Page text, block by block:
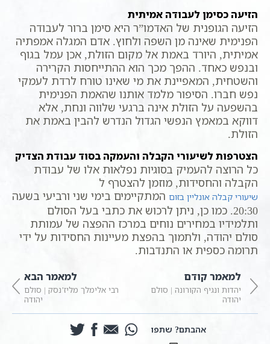
הזיעה כסימן לעבודה אמיתית
הזיעה הגופנית של האדמו”ר היא סימן ברור לעבודה
הפנימית שאינה מן השפה ולחוץ. אדם המגלה אמפתיה
אמיתית, היורד באמת אל מקום הזולת, אכן עמל בגוף
ובנפש כאחד. ההפך מכך הוא ההתייחסות הקרירה
והשטחית, המאפיינת את מי שאינו טורח לרדת לעמקי
נפש חברו. הסיפור מלמד אותנו שהאמת הפנימית
בהשפעה על הזולת אינה ברגעי שלווה ונחת, אלא
דווקא במאמץ הנפשי הגדול הנדרש להבין באמת את
הזולת.
הצטרפות לשיעורי הקבלה והעמקה בסוד עבודת הצדיק
כל הרוצה להעמיק בסוגיות נפלאות אלו של עבודת
הקבלה והחסידות, מוזמן להצטרף ל
שיעורי קבלה אונליין בזום המתקיימים בימי שני ורביעי בשעה
20:30. כמו כן, ניתן לרכוש את כתבי בעל הסולם
ותלמידיו במחירים נוחים במרכז ההפצה של עמותת
סולם יהודה, ולתמוך בהפצת מעיינות החסידות על ידי
תרומה כספית או התנדבות.
למאמר קודם
יהדות ונגיף הקורונה | סולם
יהודה
למאמר הבא
רבי אלימלך מליז’נסק | סולם
יהודה
אהבתם? שתפו